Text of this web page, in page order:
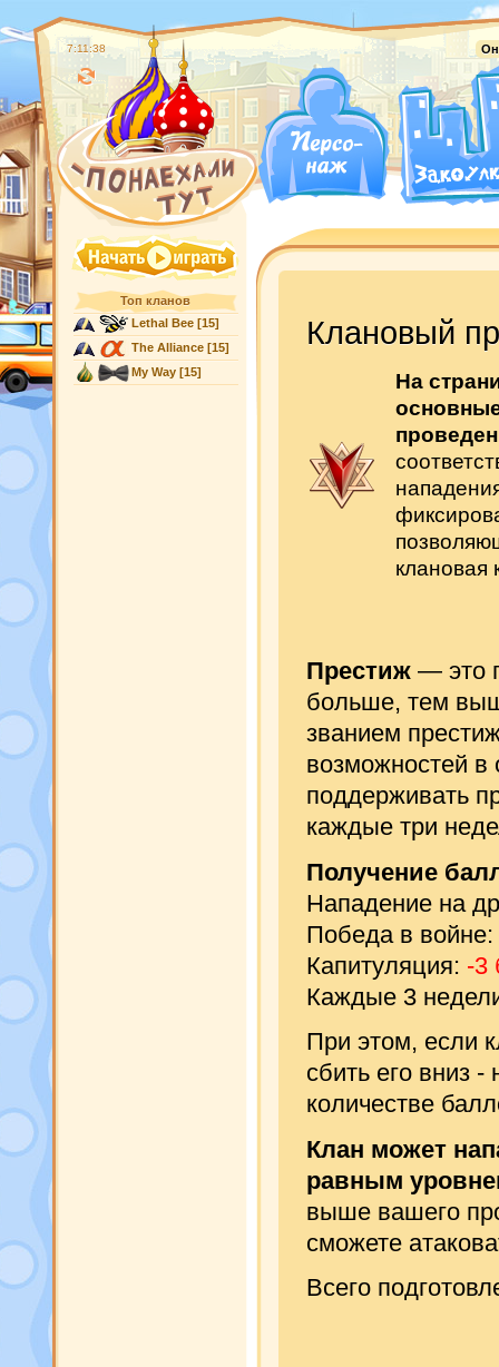
7:11:39
Топ кланов
Lethal Bee[15]
The Alliance[15]
My Way[15]
Клановый
На
клановая
Престиж— это
больше, тем
званием
возможностей
поддерживать
каждые три
Получение
Нападение на
Победа в войне:
Капитуляция: -3
Каждые 3
При этом, если
сбить его вниз -
количестве
Клан может
равным
выше вашего
сможете
Всего